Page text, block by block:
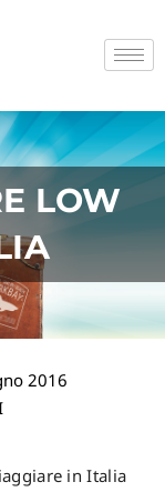
LOW
2016
in Italia